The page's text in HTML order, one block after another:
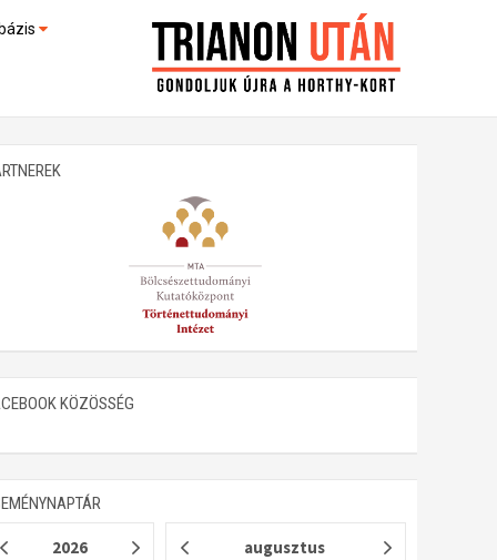
(feltöltés alatt)
KÖZÖSSÉG
2026 augusztus